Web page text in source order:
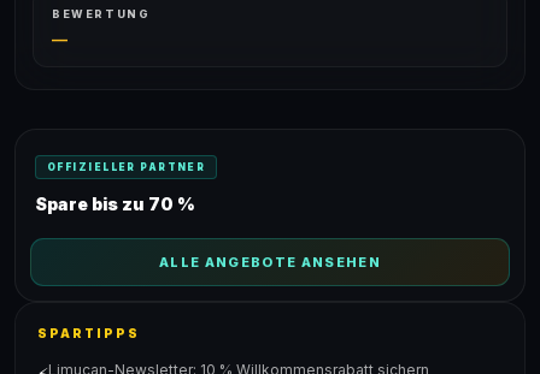
BEWERTUNG
—
OFFIZIELLER PARTNER
Spare bis zu 70 %
ALLE ANGEBOTE ANSEHEN
SPARTIPPS
Limucan-Newsletter: 10 % Willkommensrabatt sichern